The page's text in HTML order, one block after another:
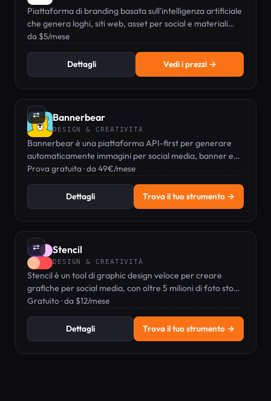
Piattaforma di branding basata sull'intelligenza artificiale
che genera loghi, siti web, asset per social e materiali
stampabili a partire dal nome dell'attività.
da $5/mese
Dettagli Vedi i prezzi →
⇄ Bannerbear
DESIGN & CREATIVITÀ
Bannerbear è una piattaforma API-first per generare
automaticamente immagini per social media, banner e
didascalie video su larga scala.
Prova gratuita · da 49€/mese
Dettagli Trova il tuo strumento →
⇄ Stencil
DESIGN & CREATIVITÀ
Stencil è un tool di graphic design veloce per creare
grafiche per social media, con oltre 5 milioni di foto stock
e un editor drag-and-drop.
Gratuito · da $12/mese
Dettagli Trova il tuo strumento →